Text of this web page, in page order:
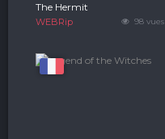
98 vues
The Hermit
WEBRip